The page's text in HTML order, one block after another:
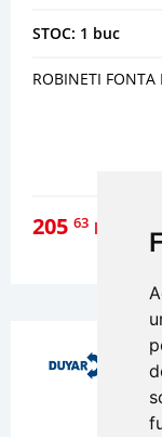
STOC: 1 buc
ROBINETI FONTA
205 63 lei